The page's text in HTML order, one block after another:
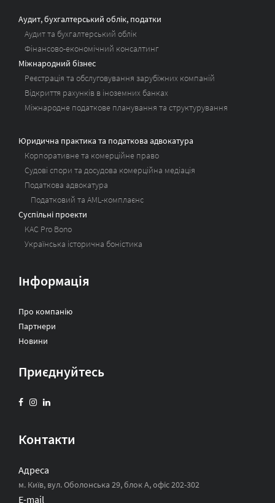
Аудит, бухгалтерський облік, податки
Аудит та бухгалтерський облік
Фінансово-економічний консалтинг
Міжнародний бізнес
Реєстрація та обслуговування зарубіжних компаній
Відкриття рахунків в іноземних банках
Міжнародне податкове планування та структурування
Юридична практика та податкова адвокатура
Корпоративне та комерційне право
Судові спори та досудова комерційна медіація
Податкова адвокатура
Податковий та AML-комплаєнс
Суспільні проекти
KAC Pro Bono
Українська історична боністика
Інформація
Про компанію
Партнери
Новини
Приєднуйтесь
Контакти
Адреса
м. Київ, вул. Оболонська 29, блок А, офіс 202-302
E-mail